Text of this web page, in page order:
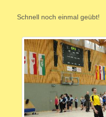
Schnell noch einmal geübt!